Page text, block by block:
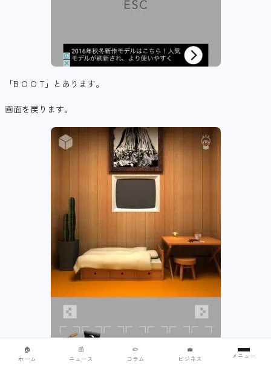
「B O O T」とあります。
画面を戻ります。
🏠
ホーム
📰
ニュース
✏️
コラム
💼
ビジネス
メニュー